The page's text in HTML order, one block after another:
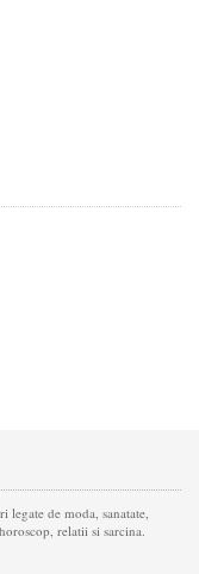
de moda, sanatate,
relatii si sarcina.